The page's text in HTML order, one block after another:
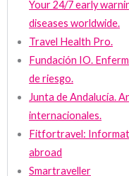
Your 24/7 early
diseases worldwide.
Travel Health Pro.
Fundación IO.
de riesgo.
Junta de Andalucía.
internacionales.
Fitfortravel:
abroad
Smartraveller